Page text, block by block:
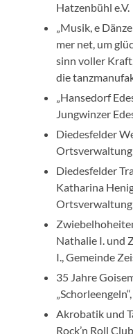
Hatzenbühl e.V.
„Musik, e
mer net, um
sinn voller
die
„Hansedorf
Jungwinzer
Diedesfelder
Diedesfelder
Katharina
Nathalie I. und
I., Gemeinde
35 Jahre
Akrobatik und
Rock’n Roll